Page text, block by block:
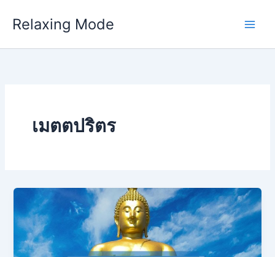
Relaxing Mode
เมตตปริตร